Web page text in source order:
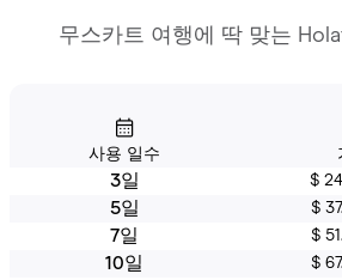
무스카트 여행에 딱 맞는
사용 일수
3일 $
5일 $
7일 $
10일 $